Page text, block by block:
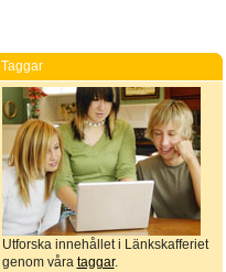
Taggar
Utforska innehållet i Länkskafferiet
genom våra taggar.